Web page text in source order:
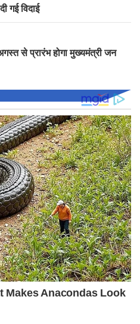
गई विदाई
से प्रारंभ होगा मुख्यमंत्री जन